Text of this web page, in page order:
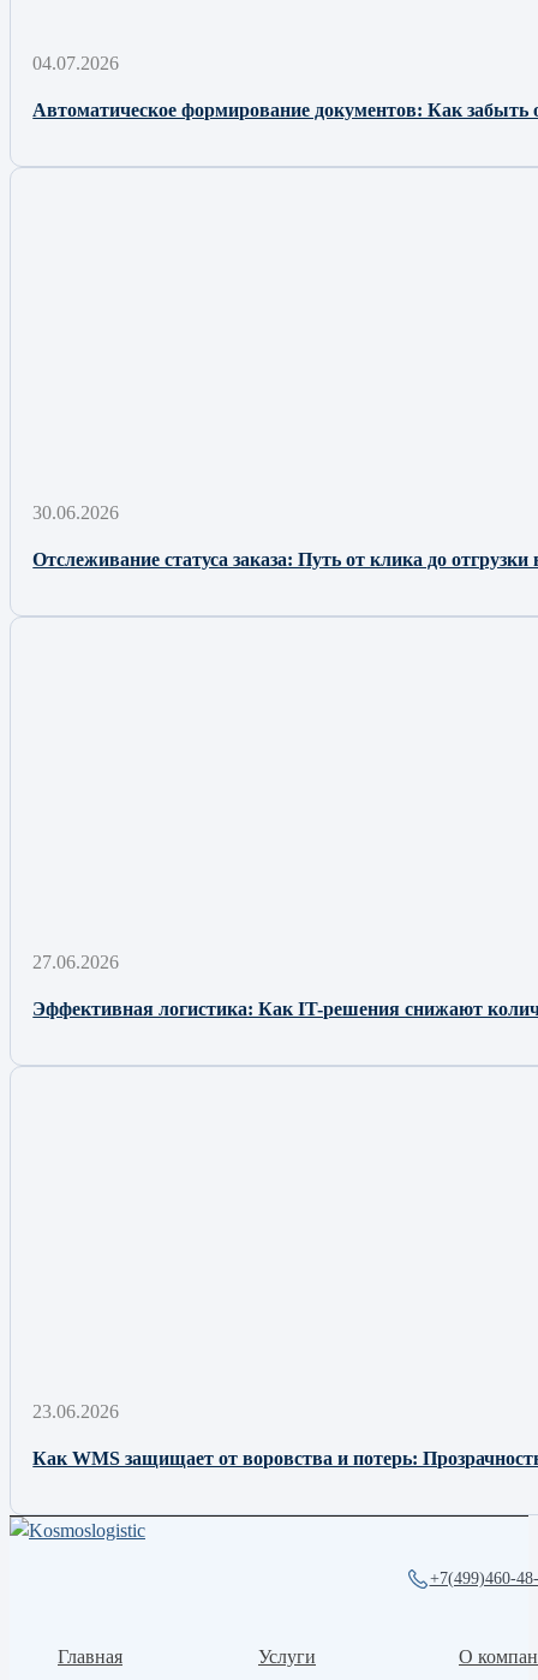
04.07.2026
Автоматическое формирование документов: Как забыть
30.06.2026
Отслеживание статуса заказа: Путь от клика до
27.06.2026
Эффективная логистика: Как IT-решения снижают
23.06.2026
Как WMS защищает от воровства и потерь:
+7(499)460-
Главная Услуги О